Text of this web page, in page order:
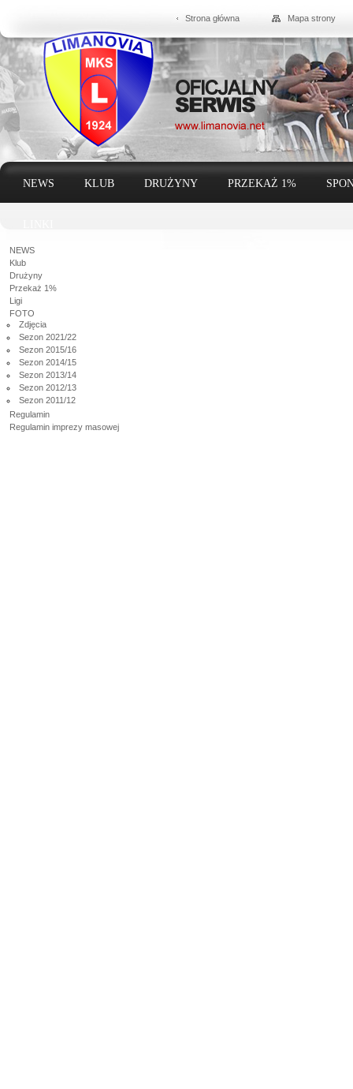
Strona główna Mapa strony
NEWS KLUB DRUŻYNY PRZEKAŻ 1%
NEWS
Klub
Drużyny
Przekaż 1%
Ligi
FOTO
Zdjęcia
Sezon 2021/22
Sezon 2015/16
Sezon 2014/15
Sezon 2013/14
Sezon 2012/13
Sezon 2011/12
Regulamin
Regulamin imprezy masowej